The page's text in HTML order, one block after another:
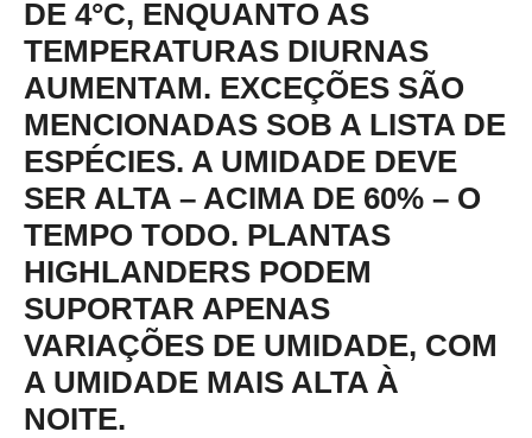
DE 4°C, ENQUANTO AS
TEMPERATURAS DIURNAS
AUMENTAM. EXCEÇÕES SÃO
MENCIONADAS SOB A LISTA DE
ESPÉCIES. A UMIDADE DEVE
SER ALTA – ACIMA DE 60% – O
TEMPO TODO. PLANTAS
HIGHLANDERS PODEM
SUPORTAR APENAS
VARIAÇÕES DE UMIDADE, COM
A UMIDADE MAIS ALTA À
NOITE.